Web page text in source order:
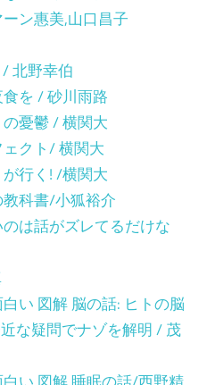
ン惠美,山口昌子
北野幸伯
を / 砂川雨路
憂鬱 / 横関大
クト/ 横関大
行く! /横関大
科書/小狐裕介
は話がズレてるだけな
い 図解 脳の話: ヒトの脳
な疑問でナゾを解明 / 茂